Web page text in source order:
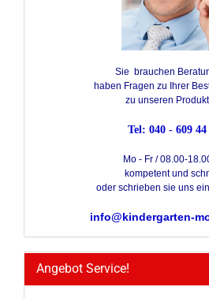
Sie brauchen
haben Fragen zu Ihrer
zu unseren
Tel: 040 - 609 44
Mo - Fr / 08.00-
kompetent und
oder schrieben sie uns
info@kindergarten-
Angebot Service!